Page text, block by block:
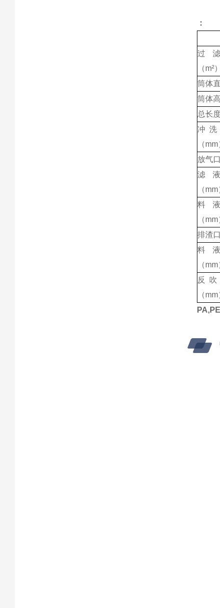
：
过
（m²
筒体
筒体
总长
冲
（
放气
滤
（
料
（
排渣
料
（
反
（